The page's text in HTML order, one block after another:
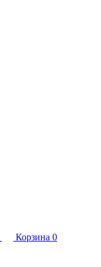
Корзина 0